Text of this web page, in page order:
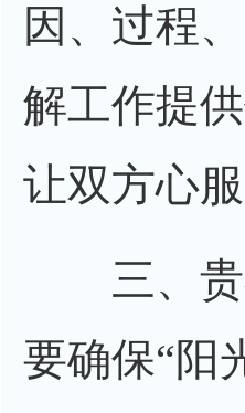
因、过程
解工作提
让双方心服
三、贵
要确保“阳